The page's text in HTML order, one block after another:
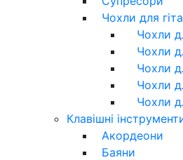
Чохли для
Чохли
Чохли
Чохли
Чохли
Чохли
Клавішні
Акордеони
Баяни